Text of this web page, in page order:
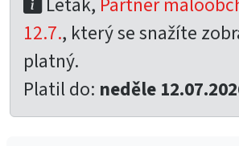
12.7., který se snažíte
platný.
Platil do: neděle